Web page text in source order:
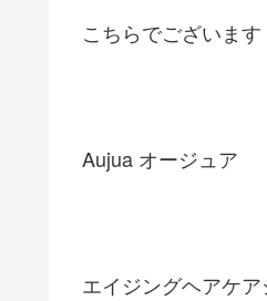
こちらでございます
Aujua オージュア
エイジングヘアケ